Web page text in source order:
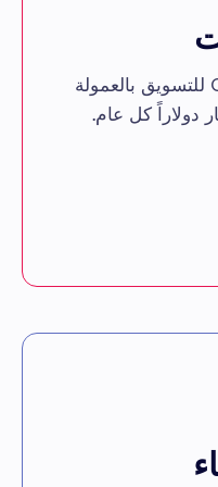
تحقق شبكة Optimise للتسويق بالعمولة